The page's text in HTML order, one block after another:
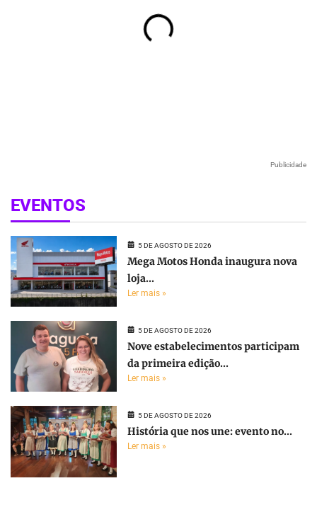
Publicidade
EVENTOS
5 DE AGOSTO DE 2026
Mega Motos Honda inaugura nova
loja...
Ler mais »
5 DE AGOSTO DE 2026
Nove estabelecimentos participam
da primeira edição...
Ler mais »
5 DE AGOSTO DE 2026
História que nos une: evento no...
Ler mais »